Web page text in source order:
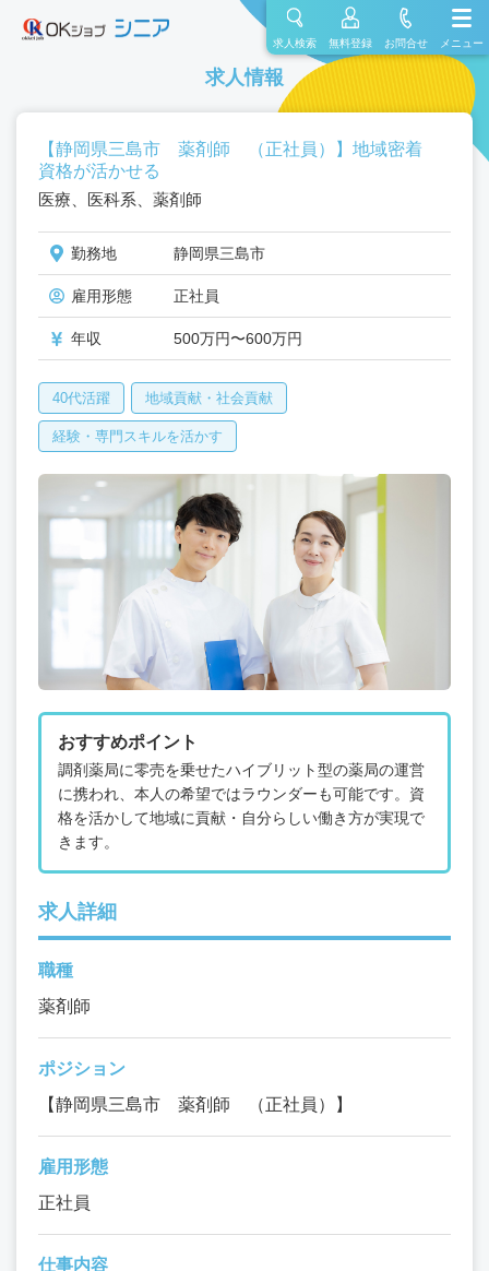
求人検索 無料登録 お問合せ メニュー
求人情報
【静岡県三島市 薬剤師 （正社員）】地域密着
資格が活かせる
医療、医科系、薬剤師
勤務地 静岡県三島市
雇用形態 正社員
年収 500万円〜600万円
40代活躍 地域貢献・社会貢献
経験・専門スキルを活かす
おすすめポイント
調剤薬局に零売を乗せたハイブリット型の薬局の運営
に携われ、本人の希望ではラウンダーも可能です。資
格を活かして地域に貢献・自分らしい働き方が実現で
きます。
求人詳細
職種
薬剤師
ポジション
【静岡県三島市 薬剤師 （正社員）】
雇用形態
正社員
仕事内容